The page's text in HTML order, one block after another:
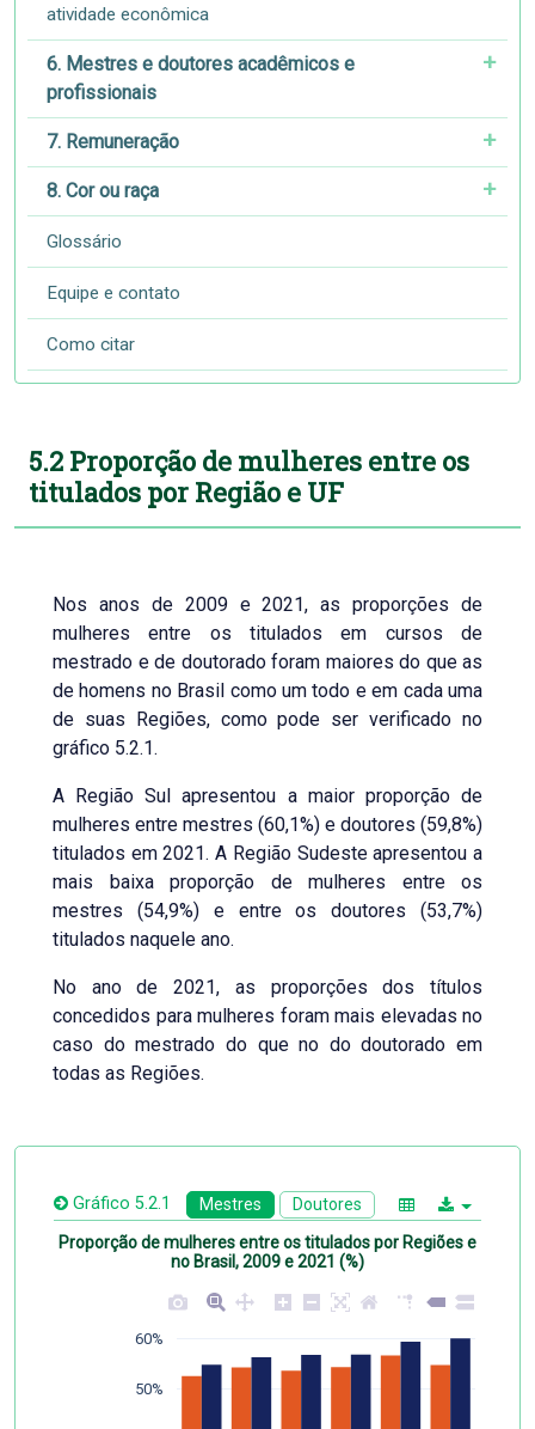
atividade econômica
6. Mestres e doutores acadêmicos e
profissionais
7. Remuneração
8. Cor ou raça
Glossário
Equipe e contato
Como citar
5.2 Proporção de mulheres entre os
titulados por Região e UF
Nos anos de 2009 e 2021, as proporções de
mulheres entre os titulados em cursos de
mestrado e de doutorado foram maiores do que as
de homens no Brasil como um todo e em cada uma
de suas Regiões, como pode ser verificado no
gráfico 5.2.1.
A Região Sul apresentou a maior proporção de
mulheres entre mestres (60,1%) e doutores (59,8%)
titulados em 2021. A Região Sudeste apresentou a
mais baixa proporção de mulheres entre os
mestres (54,9%) e entre os doutores (53,7%)
titulados naquele ano.
No ano de 2021, as proporções dos títulos
concedidos para mulheres foram mais elevadas no
caso do mestrado do que no do doutorado em
todas as Regiões.
Gráfico 5.2.1 Mestres Doutores
Proporção de mulheres entre os titulados por Regiões e
no Brasil, 2009 e 2021 (%)
50%
60%